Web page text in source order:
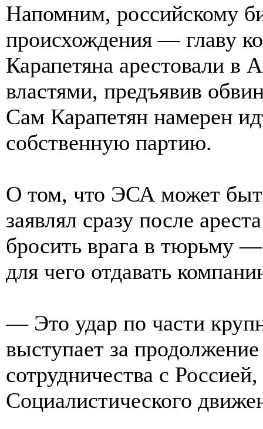
Напомним, российскому
происхождения — главу
Карапетяна арестовали в
властями, предъявив
Сам Карапетян намерен
собственную партию.
О том, что ЭСА может
заявлял сразу после
бросить врага в тюрьму
для чего отдавать
— Это удар по части
выступает за
сотрудничества с
Социалистического